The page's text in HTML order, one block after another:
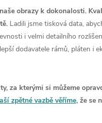
obrazy k dokonalosti.
Ladili jsme tisková data,
i velmi detailního
dodavatele rámů, pláten i
za kterými si můžeme
zpětné vazbě věříme, že se